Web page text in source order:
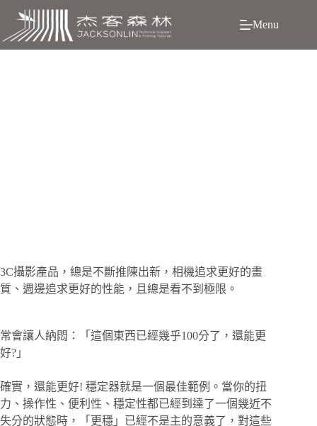
主
Menu
3C攝影產品，總是不斷推陳出新，相機追求更好的畫
質、週邊追求更好的性能，且總是看不到極限。
常會讓人納悶：「這個東西已經幾乎100分了，還能更
好?」
確實，還能更好! 穩定器就是一個最佳範例。當你的扭
力、操作性、便利性、穩定性都已經到達了一個幾近不
失分的狀態時，「更穩」已經不是主的意義了，對這些